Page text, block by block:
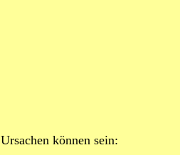
Ursachen können sein: